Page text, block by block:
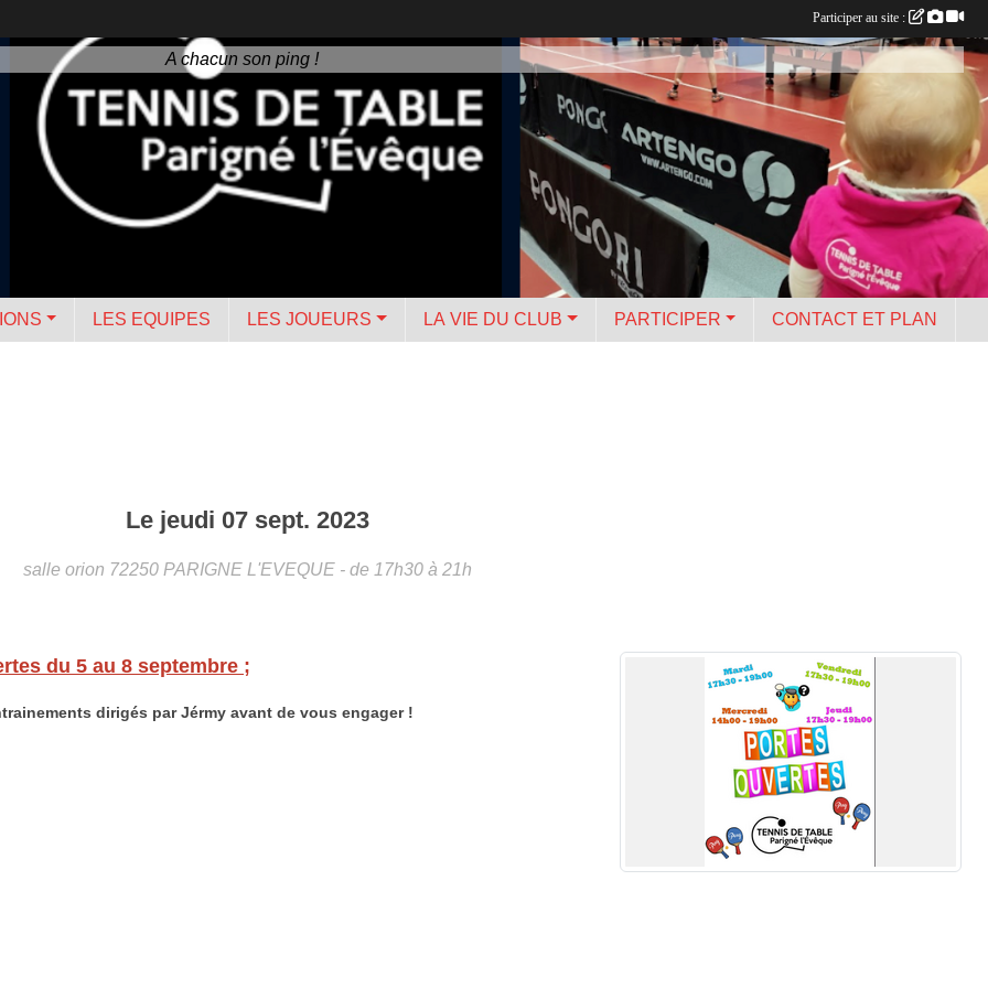
A chacun son ping !
LES EQUIPES LES JOUEURS LA VIE DU CLUB PARTICIPER CONTACT ET PLAN
Le jeudi 07 sept. 2023
salle orion 72250 PARIGNE L'EVEQUE - de 17h30 à 21h
du 5 au 8 septembre ;
dirigés par Jérmy avant de vous engager !
Participer au site :